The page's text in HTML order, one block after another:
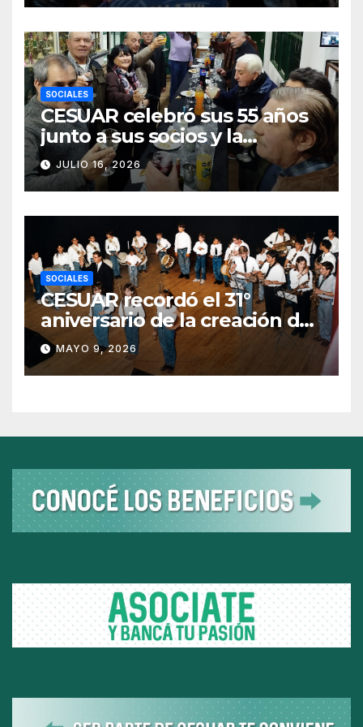
SOCIALES
CESUAR celebró sus 55 años
junto a sus socios y la
comunidad de Azul
JULIO 16, 2026
SOCIALES
CESUAR recordó el 31°
aniversario de la creación de
la Agrupación de Bandas San
Gabriel
MAYO 9, 2026